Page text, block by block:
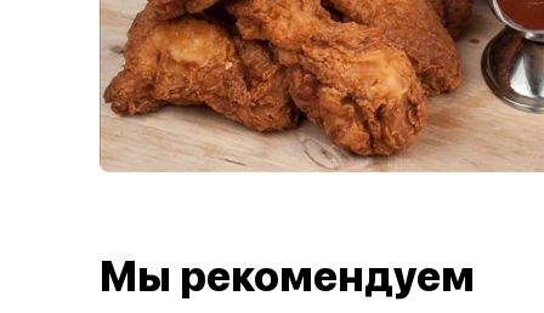
Мы рекомендуем